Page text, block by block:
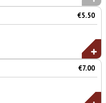
€5.50
€7.00